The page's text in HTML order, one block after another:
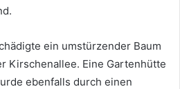
ein umstürzender Baum
Kirschenallee. Eine Gartenhütte
ebenfalls durch einen